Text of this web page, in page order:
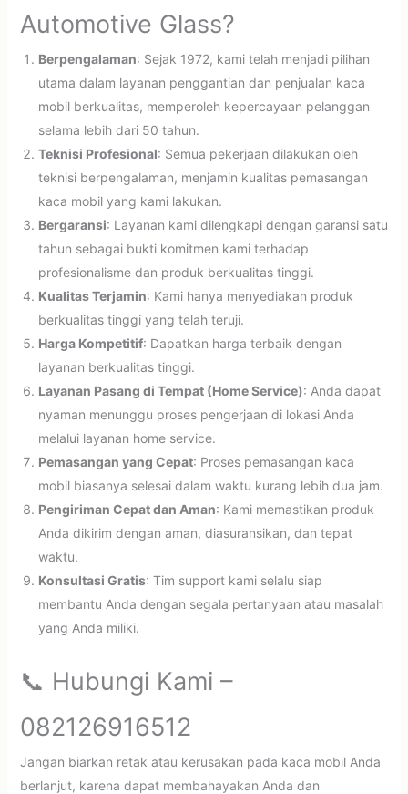
Automotive Glass?
Berpengalaman: Sejak 1972, kami telah menjadi pilihan
utama dalam layanan penggantian dan penjualan kaca
mobil berkualitas, memperoleh kepercayaan pelanggan
selama lebih dari 50 tahun.
Teknisi Profesional: Semua pekerjaan dilakukan oleh
teknisi berpengalaman, menjamin kualitas pemasangan
kaca mobil yang kami lakukan.
Bergaransi: Layanan kami dilengkapi dengan garansi satu
tahun sebagai bukti komitmen kami terhadap
profesionalisme dan produk berkualitas tinggi.
Kualitas Terjamin: Kami hanya menyediakan produk
berkualitas tinggi yang telah teruji.
Harga Kompetitif: Dapatkan harga terbaik dengan
layanan berkualitas tinggi.
Layanan Pasang di Tempat (Home Service): Anda dapat
nyaman menunggu proses pengerjaan di lokasi Anda
melalui layanan home service.
Pemasangan yang Cepat: Proses pemasangan kaca
mobil biasanya selesai dalam waktu kurang lebih dua jam.
Pengiriman Cepat dan Aman: Kami memastikan produk
Anda dikirim dengan aman, diasuransikan, dan tepat
waktu.
Konsultasi Gratis: Tim support kami selalu siap
membantu Anda dengan segala pertanyaan atau masalah
yang Anda miliki.
📞 Hubungi Kami –
082126916512
Jangan biarkan retak atau kerusakan pada kaca mobil Anda
berlanjut, karena dapat membahayakan Anda dan